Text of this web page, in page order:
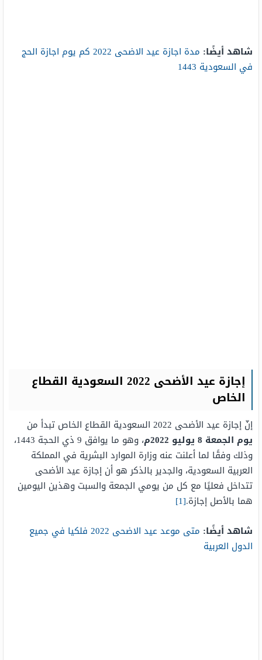
شاهد أيضًا:
مدة اجازة عيد الاضحى 2022 كم يوم اجازة الحج
في السعودية 1443
إجازة عيد الأضحى 2022 السعودية القطاع
الخاص
إنّ إجازة عيد الأضحى 2022 السعودية القطاع الخاص تبدأ من
يوم الجمعة 8 يوليو 2022م
، وهو ما يوافق 9 ذي الحجة 1443،
وذلك وفقًا لما أعلنت عنه وزارة الموارد البشرية في المملكة
العربية السعودية، والجدير بالذكر هو أن إجازة عيد الأضحى
تتداخل فعليًا مع كل من يومي الجمعة والسبت وهذين اليومين
هما بالأصل إجازة.[1]
شاهد أيضًا:
متى موعد عيد الاضحى 2022 فلكيا في جميع
الدول العربية